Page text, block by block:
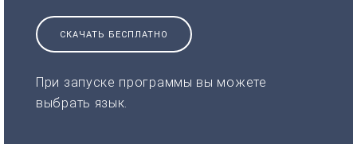
СКАЧАТЬ БЕСПЛАТНО
При запуске программы вы можете
выбрать язык.